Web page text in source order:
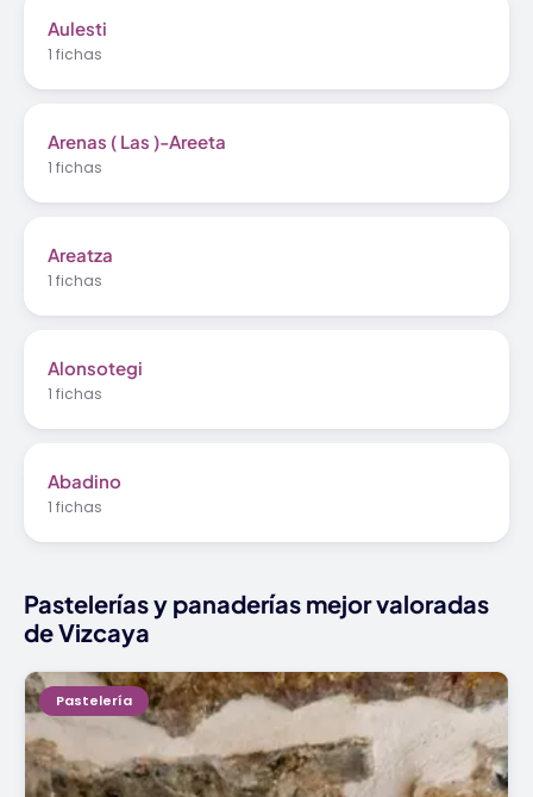
Aulesti
1 fichas
Arenas ( Las )-Areeta
1 fichas
Areatza
1 fichas
Alonsotegi
1 fichas
Abadino
1 fichas
Pastelerías y panaderías mejor valoradas
de Vizcaya
Pastelería